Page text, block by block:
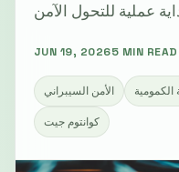
JUN 19, 20265 MIN READ
الأمن السيبراني الكمومية
كوانتوم جيت